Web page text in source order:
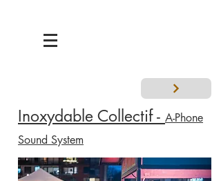
Inoxydable Collectif - A-Phone
Sound System